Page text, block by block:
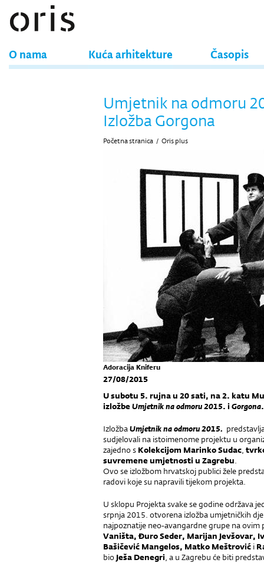
O nama Kuća arhitekture Časopis
Umjetnik na odmoru
Izložba Gorgona
Početna stranica / Oris plus
Adoracija Kniferu
27/08/2015
U subotu 5. rujna u 20 sati, na 2. katu
izložbeUmjetnik na odmoru 2015. i Gorgona.
IzložbaUmjetnik na odmoru 2015.
sudjelovali na istoimenome projektu u
zajedno s Kolekcijom Marinko Sudac,
suvremene umjetnosti u Zagrebu.
Ovo se izložbom hrvatskoj publici žele
radovi koje su napravili tijekom projekta.
U sklopu Projekta svake se godine održava
srpnja 2015. otvorena izložba umjetničkih
najpoznatije neo-avangardne grupe na
Vaništa, Đuro Seder, Marijan Jevšovar,
Bašičević Mangelos, Matko Meštrović i
bio Ješa Denegri, a u Zagrebu će biti